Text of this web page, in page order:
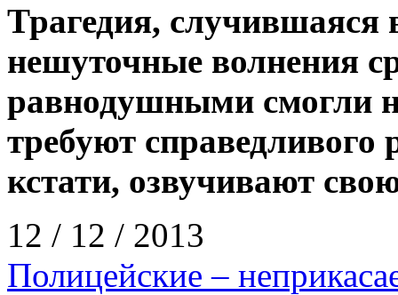
Трагедия, случившаяся
нешуточные волнения
равнодушными смогли
требуют справедливого
кстати, озвучивают
12 / 12 / 2013
Полицейские –